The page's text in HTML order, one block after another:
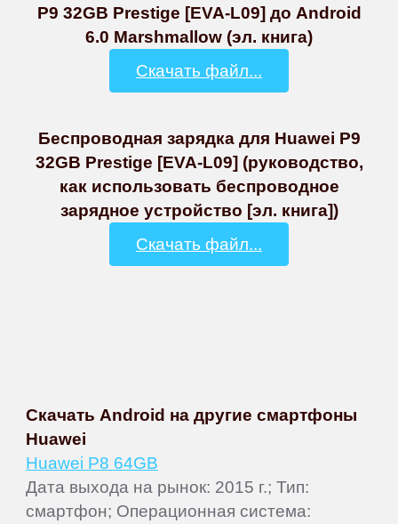
P9 32GB Prestige [EVA-L09] до Android
6.0 Marshmallow (эл. книга)
Скачать файл...
Беспроводная зарядка для Huawei P9
32GB Prestige [EVA-L09] (руководство,
как использовать беспроводное
зарядное устройство [эл. книга])
Скачать файл...
Скачать Android на другие смартфоны
Huawei
Huawei P8 64GB
Дата выхода на рынок: 2015 г.; Тип:
смартфон; Операционная система: